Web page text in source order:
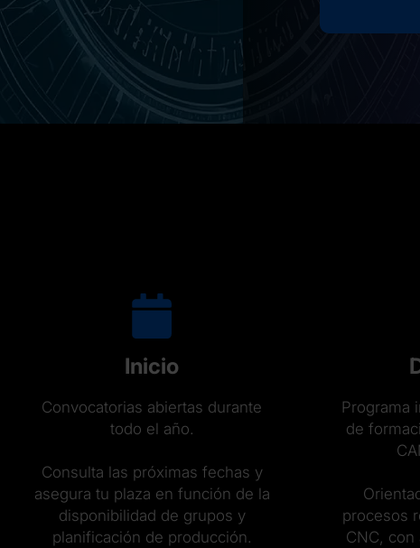
Inicio
Convocatorias abiertas durante
todo el año.
Consulta las próximas fechas y
asegura tu plaza en función de la
disponibilidad de grupos y
planificación de producción.
Programa
de
procesos
CNC, con